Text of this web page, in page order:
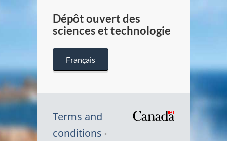
Dépôt ouvert des
sciences et technologie
Français
Terms and
conditions
Symbole